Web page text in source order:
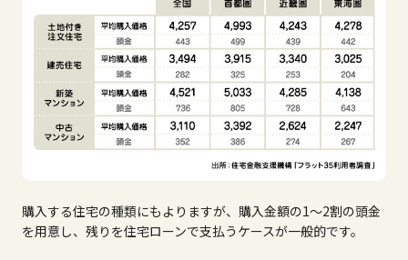
購入する住宅の種類にもよりますが、購入金額の1～2割の頭金
を用意し、残りを住宅ローンで支払うケースが一般的です。